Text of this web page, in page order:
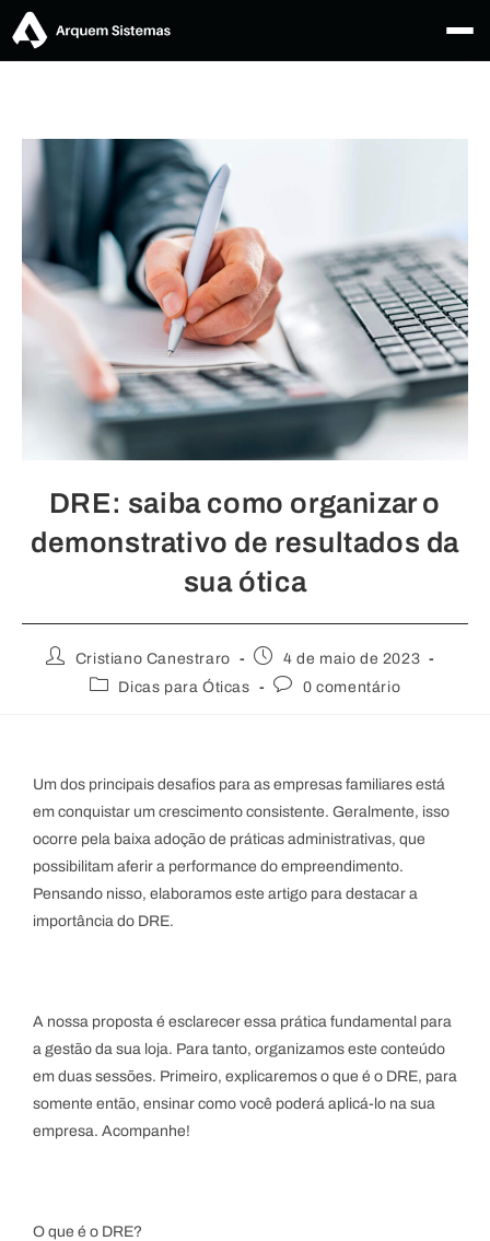
DRE: saiba como organizar o
demonstrativo de resultados da
sua ótica
Cristiano Canestraro
4 de maio de 2023
Dicas para Óticas
0 comentário
Um dos principais desafios para as empresas familiares está
em conquistar um crescimento consistente. Geralmente, isso
ocorre pela baixa adoção de práticas administrativas, que
possibilitam aferir a performance do empreendimento.
Pensando nisso, elaboramos este artigo para destacar a
importância do DRE.
A nossa proposta é esclarecer essa prática fundamental para
a gestão da sua loja. Para tanto, organizamos este conteúdo
em duas sessões. Primeiro, explicaremos o que é o DRE, para
somente então, ensinar como você poderá aplicá-lo na sua
empresa. Acompanhe!
O que é o DRE?